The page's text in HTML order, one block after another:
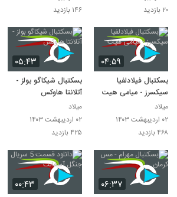
۲۰ بازدید
۱۴۶ بازدید
۰۴:۵۹
بسکتبال فیلادلفیا
سیکسرز - میامی هیت
میلاد
۰۲ اردیبهشت ۱۴۰۳
۴۶۸ بازدید
۰۵:۴۳
بسکتبال شیکاگو بولز -
آتلانتا هاوکس
میلاد
۰۲ اردیبهشت ۱۴۰۳
۴۲۵ بازدید
۰۶:۳۷ ۰۰:۴۳